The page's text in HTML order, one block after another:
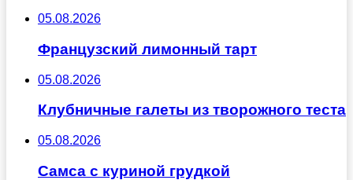
05.08.2026
Французский лимонный тарт
05.08.2026
Клубничные галеты из творожного теста
05.08.2026
Самса с куриной грудкой